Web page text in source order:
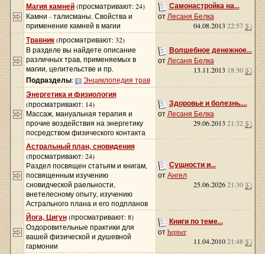
Магия камней (просматривают: 24)
Камни - талисманы. Свойства и
применение камней в магии
Самонастройка на...
отЛесаня Белка
04.08.2013 22:57
Травник (просматривают: 32)
В разделе вы найдете описание
различных трав, применяемых в
магии, целительстве и пр.
Подразделы: Энциклопедия трав
Волшебное денежное...
отЛесаня Белка
13.11.2013 18:30
Энергетика и физиология
(просматривают: 14)
Массаж, мануальная терапия и
прочие воздействия на энергетику
посредством физического контакта
Здоровье и болезнь....
отЛесаня Белка
29.06.2013 21:32
Астральный план, сновидения
(просматривают: 24)
Раздел посвящен статьям и книгам,
посвященным изучению
сновидческой раельности,
внетелесному опыту, изучению
Астрального плана и его подпланов
Сущности и...
отАнгел
25.06.202621:30
Йога, Цигун (просматривают: 8)
Оздоровительные практики для
вашей физической и душевной
гармонии
Книги по теме...
отhepner
11.04.201021:48